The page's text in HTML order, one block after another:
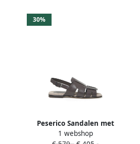
30%
Peserico Sandalen met
bandjes Bruin
1 webshop